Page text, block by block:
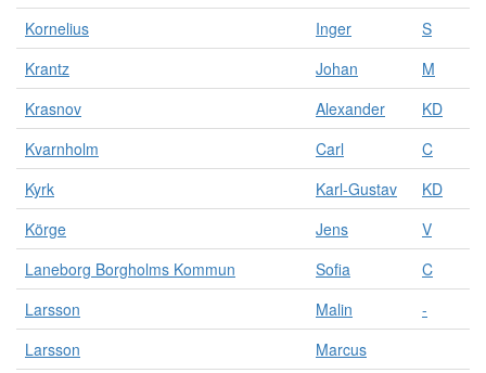
Kornelius
Inger
S
Krantz
Johan
M
Krasnov
Alexander
KD
Kvarnholm
Carl
C
Kyrk
Karl-Gustav
KD
Körge
Jens
V
Laneborg Borgholms Kommun
Sofia
C
Larsson
Malin
-
Larsson
Marcus